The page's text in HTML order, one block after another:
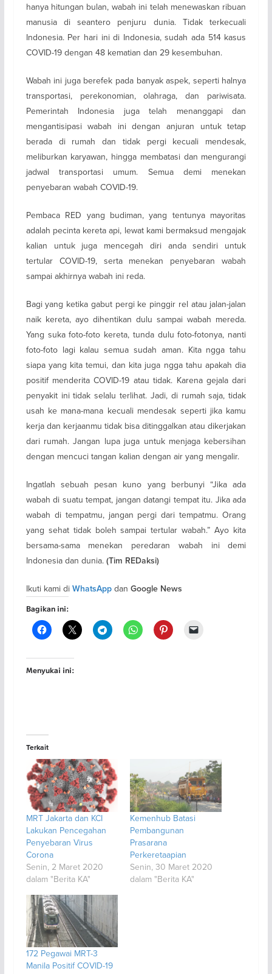
hanya hitungan bulan, wabah ini telah menewaskan ribuan
manusia di seantero penjuru dunia. Tidak terkecuali
Indonesia. Per hari ini di Indonesia, sudah ada 514 kasus
COVID-19 dengan 48 kematian dan 29 kesembuhan.
Wabah ini juga berefek pada banyak aspek, seperti halnya
transportasi, perekonomian, olahraga, dan pariwisata.
Pemerintah Indonesia juga telah menanggapi dan
mengantisipasi wabah ini dengan anjuran untuk tetap
berada di rumah dan tidak pergi kecuali mendesak,
meliburkan karyawan, hingga membatasi dan mengurangi
jadwal transportasi umum. Semua demi menekan
penyebaran wabah COVID-19.
Pembaca RED yang budiman, yang tentunya mayoritas
adalah pecinta kereta api, lewat kami bermaksud mengajak
kalian untuk juga mencegah diri anda sendiri untuk
tertular COVID-19, serta menekan penyebaran wabah
sampai akhirnya wabah ini reda.
Bagi yang ketika gabut pergi ke pinggir rel atau jalan-jalan
naik kereta, ayo dihentikan dulu sampai wabah mereda.
Yang suka foto-foto kereta, tunda dulu foto-fotonya, nanti
foto-foto lagi kalau semua sudah aman. Kita ngga tahu
siapa yang kita temui, dan kita juga ngga tahu apakah dia
positif menderita COVID-19 atau tidak. Karena gejala dari
penyakit ini tidak selalu terlihat. Jadi, di rumah saja, tidak
usah ke mana-mana kecuali mendesak seperti jika kamu
kerja dan kerjaanmu tidak bisa ditinggalkan atau dikerjakan
dari rumah. Jangan lupa juga untuk menjaga kebersihan
dengan mencuci tangan kalian dengan air yang mengalir.
Ingatlah sebuah pesan kuno yang berbunyi “Jika ada
wabah di suatu tempat, jangan datangi tempat itu. Jika ada
wabah di tempatmu, jangan pergi dari tempatmu. Orang
yang sehat tidak boleh sampai tertular wabah.” Ayo kita
bersama-sama menekan peredaran wabah ini demi
Indonesia dan dunia. (Tim REDaksi)
Ikuti kami di WhatsAppdan Google News
Bagikan ini:
Menyukai ini:
Terkait
MRT Jakarta dan KCI
Lakukan Pencegahan
Penyebaran Virus
Corona
Senin, 2 Maret 2020
dalam "Berita KA"
Kemenhub Batasi
Pembangunan
Prasarana
Perkeretaapian
Senin, 30 Maret 2020
dalam "Berita KA"
172 Pegawai MRT-3
Manila Positif COVID-19